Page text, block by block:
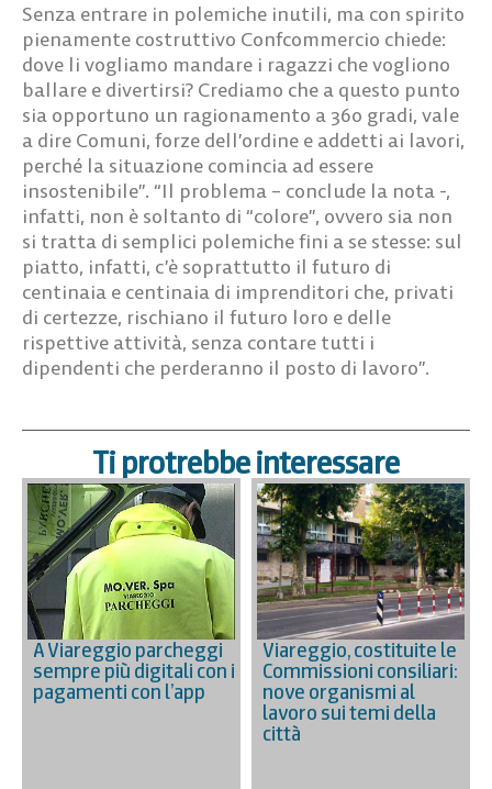
Senza entrare in polemiche inutili, ma con spirito
pienamente costruttivo Confcommercio chiede:
dove li vogliamo mandare i ragazzi che vogliono
ballare e divertirsi? Crediamo che a questo punto
sia opportuno un ragionamento a 360 gradi, vale
a dire Comuni, forze dell’ordine e addetti ai lavori,
perché la situazione comincia ad essere
insostenibile”. “Il problema – conclude la nota -,
infatti, non è soltanto di “colore”, ovvero sia non
si tratta di semplici polemiche fini a se stesse: sul
piatto, infatti, c’è soprattutto il futuro di
centinaia e centinaia di imprenditori che, privati
di certezze, rischiano il futuro loro e delle
rispettive attività, senza contare tutti i
dipendenti che perderanno il posto di lavoro”.
Ti protrebbe interessare
A Viareggio parcheggi
sempre più digitali con i
pagamenti con l’app
Viareggio, costituite le
Commissioni consiliari:
nove organismi al
lavoro sui temi della
città